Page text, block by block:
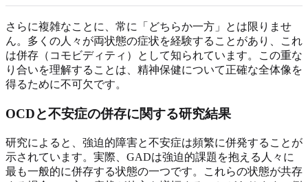
さらに複雑なことに、常に「どちらか一方」とは限りませ
ん。多くの人々が両状態の症状を経験することがあり、これ
は併存（コモビディティ）として知られています。この重な
り合いを理解することは、精神保健について正確な全体像を
得るために不可欠です。
OCDと不安症の併存に関する研究結果
研究によると、強迫的障害と不安症は頻繁に併発することが
示されています。実際、GADは強迫的課題を抱える人々に
最も一般的に併存する状態の一つです。これらの状態が共存